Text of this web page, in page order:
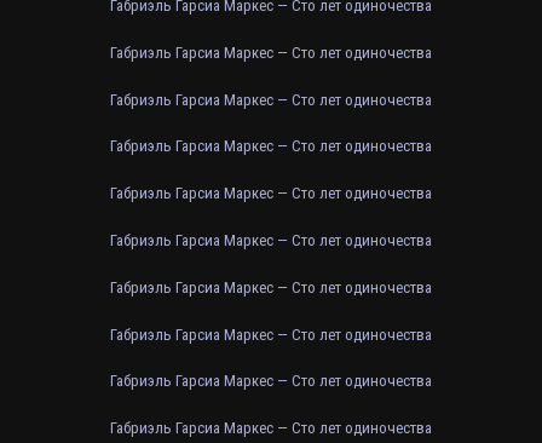
Габриэль Гарсиа Маркес — Сто лет одиночества
Габриэль Гарсиа Маркес — Сто лет одиночества
Габриэль Гарсиа Маркес — Сто лет одиночества
Габриэль Гарсиа Маркес — Сто лет одиночества
Габриэль Гарсиа Маркес — Сто лет одиночества
Габриэль Гарсиа Маркес — Сто лет одиночества
Габриэль Гарсиа Маркес — Сто лет одиночества
Габриэль Гарсиа Маркес — Сто лет одиночества
Габриэль Гарсиа Маркес — Сто лет одиночества
Габриэль Гарсиа Маркес — Сто лет одиночества